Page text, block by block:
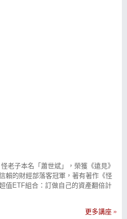
老子本名「蕭世斌」，榮獲《遠見》
賴的財經部落客冠軍，著有著作《怪
值ETF組合：訂做自己的資產翻倍計
子教你：理專不想告訴你的穩穩賺投資
更多講座